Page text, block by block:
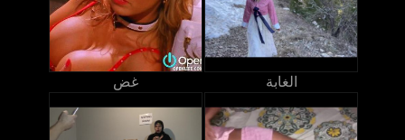
غض الغابة